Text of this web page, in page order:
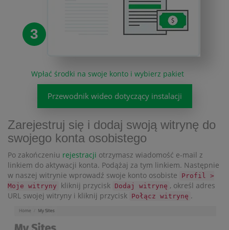
3
Wpłać środki na swoje konto i wybierz pakiet
Przewodnik wideo dotyczący instalacji
Zarejestruj się i dodaj swoją witrynę do
swojego konta osobistego
Po zakończeniu rejestracji otrzymasz wiadomość e-mail z
linkiem do aktywacji konta. Podążaj za tym linkiem. Następnie
w naszej witrynie wprowadź swoje konto osobiste
Profil >
Moje witryny
kliknij przycisk Dodaj witrynę , określ adres
URL swojej witryny i kliknij przycisk Połącz witrynę .